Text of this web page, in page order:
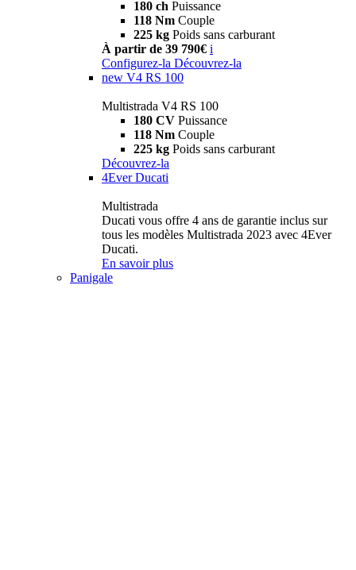
180 ch Puissance
118 Nm Couple
225 kg Poids sans carburant
À partir de 39 790€ i
Configurez-la Découvrez-la
new V4 RS 100
Multistrada V4 RS 100
180 CV Puissance
118 Nm Couple
225 kg Poids sans carburant
Découvrez-la
4Ever Ducati
Multistrada
Ducati vous offre 4 ans de garantie inclus sur
tous les modèles Multistrada 2023 avec 4Ever
Ducati.
En savoir plus
Panigale